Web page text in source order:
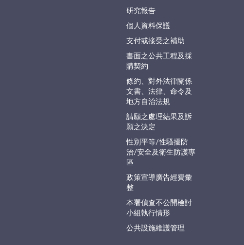
研究報告
個人資料保護
支付或接受之補助
書面之公共工程及採
購契約
條約、對外法律關係
文書、法律、命令及
地方自治法規
請願之處理結果及訴
願之決定
性別平等/性騷擾防
治/安全及衛生防護專
區
政策宣導廣告經費彙
整
本署偵查不公開檢討
小組執行情形
公共設施維護管理